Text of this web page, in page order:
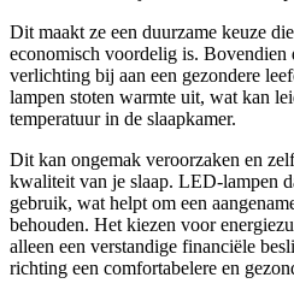
Dit maakt ze een duurzame keuze
economisch voordelig is. Bovendien
verlichting bij aan een gezondere
lampen stoten warmte uit, wat kan
temperatuur in de slaapkamer.
Dit kan ongemak veroorzaken en
kwaliteit van je slaap. LED-lampen
gebruik, wat helpt om een
behouden. Het kiezen voor
alleen een verstandige financiële
richting een comfortabelere en